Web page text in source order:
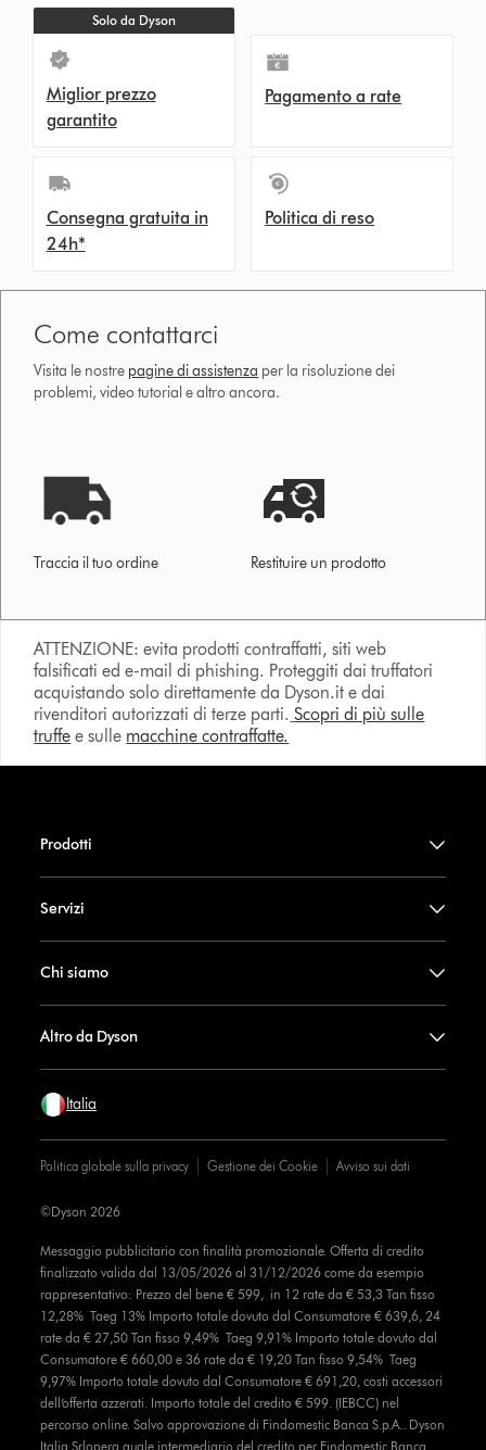
Solo da Dyson
Miglior prezzo
garantito
Pagamento a rate
Consegna gratuita in
24h*
Politica di reso
Come contattarci
Visita le nostre pagine di assistenza per la risoluzione dei
problemi, video tutorial e altro ancora.
Traccia il tuo ordine Restituire un prodotto
ATTENZIONE: evita prodotti contraffatti, siti web
falsificati ed e-mail di phishing. Proteggiti dai truffatori
acquistando solo direttamente da Dyson.it e dai
rivenditori autorizzati di terze parti. Scopri di più sulle
truffe e sulle macchine contraffatte.
Prodotti
Servizi
Chi siamo
Altro da Dyson
Italia
Politica globale sulla privacy Gestione dei Cookie Avviso sui dati
Messaggio pubblicitario con finalità promozionale. Offerta di credito
finalizzato valida dal 13/05/2026 al 31/12/2026 come da esempio
rappresentativo: Prezzo del bene € 599, in 12 rate da € 53,3 Tan fisso
12,28% Taeg 13% Importo totale dovuto dal Consumatore € 639,6, 24
rate da € 27,50 Tan fisso 9,49% Taeg 9,91% Importo totale dovuto dal
Consumatore € 660,00 e 36 rate da € 19,20 Tan fisso 9,54% Taeg
9,97% Importo totale dovuto dal Consumatore € 691,20, costi accessori
dell’offerta azzerati. Importo totale del credito € 599. (IEBCC) nel
percorso online. Salvo approvazione di Findomestic Banca S.p.A.. Dyson
Italia Srlopera quale intermediario del credito per Findomestic Banca
©Dyson 2026